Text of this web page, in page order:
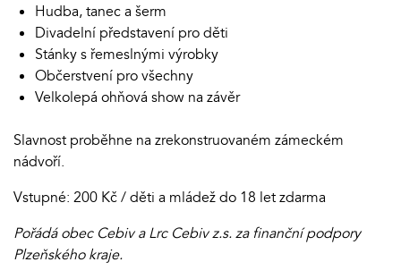
Hudba, tanec a šerm
Divadelní představení pro děti
Stánky s řemeslnými výrobky
Občerstvení pro všechny
Velkolepá ohňová show na závěr
Slavnost proběhne na zrekonstruovaném zámeckém
nádvoří.
Vstupné: 200 Kč / děti a mládež do 18 let zdarma
Pořádá obec Cebiv a Lrc Cebiv z.s. za finanční podpory
Plzeňského kraje.